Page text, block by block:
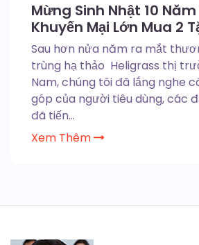
Mừng Sinh Nhật 10 Năm
Khuyến Mại Lớn Mua 2
Sau hơn nửa năm ra mắt
trùng hạ thảo Heligrass thị
Nam, chúng tôi đã lắng nghe
góp của người tiêu dùng, các
đã tiến...
Xem Thêm